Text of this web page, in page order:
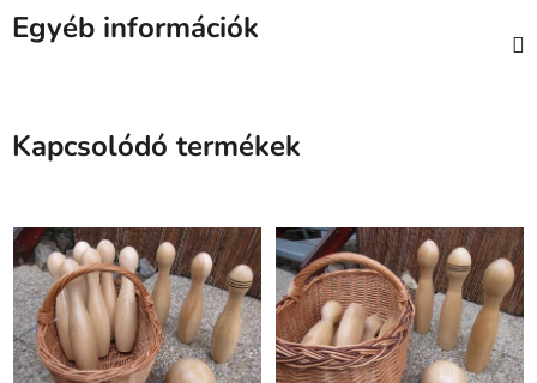
Egyéb információk
Kapcsolódó termékek